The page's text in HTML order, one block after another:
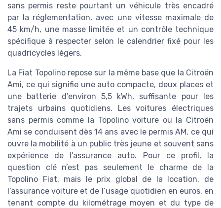
sans permis reste pourtant un véhicule très encadré
par la réglementation, avec une vitesse maximale de
45 km/h, une masse limitée et un contrôle technique
spécifique à respecter selon le calendrier fixé pour les
quadricycles légers.
La Fiat Topolino repose sur la même base que la Citroën
Ami, ce qui signifie une auto compacte, deux places et
une batterie d’environ 5,5 kWh, suffisante pour les
trajets urbains quotidiens. Les voitures électriques
sans permis comme la Topolino voiture ou la Citroën
Ami se conduisent dès 14 ans avec le permis AM, ce qui
ouvre la mobilité à un public très jeune et souvent sans
expérience de l’assurance auto. Pour ce profil, la
question clé n’est pas seulement le charme de la
Topolino Fiat, mais le prix global de la location, de
l’assurance voiture et de l’usage quotidien en euros, en
tenant compte du kilométrage moyen et du type de